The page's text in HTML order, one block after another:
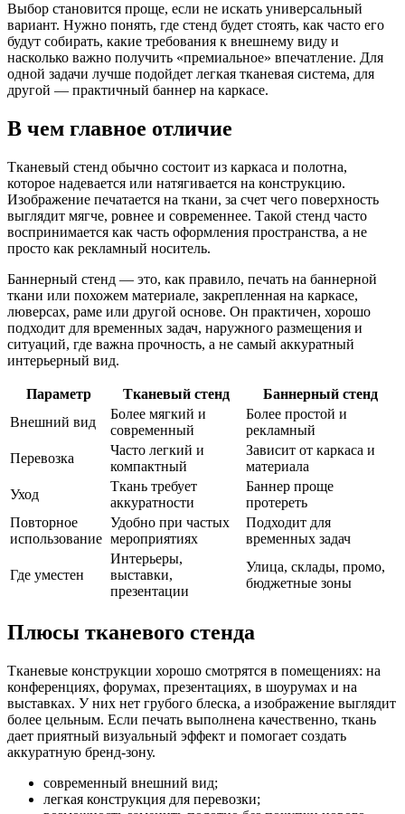
Выбор становится проще, если не искать универсальный
вариант. Нужно понять, где стенд будет стоять, как часто его
будут собирать, какие требования к внешнему виду и
насколько важно получить «премиальное» впечатление. Для
одной задачи лучше подойдет легкая тканевая система, для
другой — практичный баннер на каркасе.
В чем главное отличие
Тканевый стенд обычно состоит из каркаса и полотна,
которое надевается или натягивается на конструкцию.
Изображение печатается на ткани, за счет чего поверхность
выглядит мягче, ровнее и современнее. Такой стенд часто
воспринимается как часть оформления пространства, а не
просто как рекламный носитель.
Баннерный стенд — это, как правило, печать на баннерной
ткани или похожем материале, закрепленная на каркасе,
люверсах, раме или другой основе. Он практичен, хорошо
подходит для временных задач, наружного размещения и
ситуаций, где важна прочность, а не самый аккуратный
интерьерный вид.
Параметр Тканевый стенд
Баннерный стенд
Внешний вид
Более мягкий и
современный
Более простой и
рекламный
Перевозка
Часто легкий и
компактный
Зависит от каркаса и
материала
Уход
Ткань требует
аккуратности
Баннер проще
протереть
Повторное
использование
Удобно при частых
мероприятиях
Подходит для
временных задач
Где уместен
Интерьеры,
выставки,
презентации
Улица, склады, промо,
бюджетные зоны
Плюсы тканевого стенда
Тканевые конструкции хорошо смотрятся в помещениях: на
конференциях, форумах, презентациях, в шоурумах и на
выставках. У них нет грубого блеска, а изображение выглядит
более цельным. Если печать выполнена качественно, ткань
дает приятный визуальный эффект и помогает создать
аккуратную бренд-зону.
современный внешний вид;
легкая конструкция для перевозки;